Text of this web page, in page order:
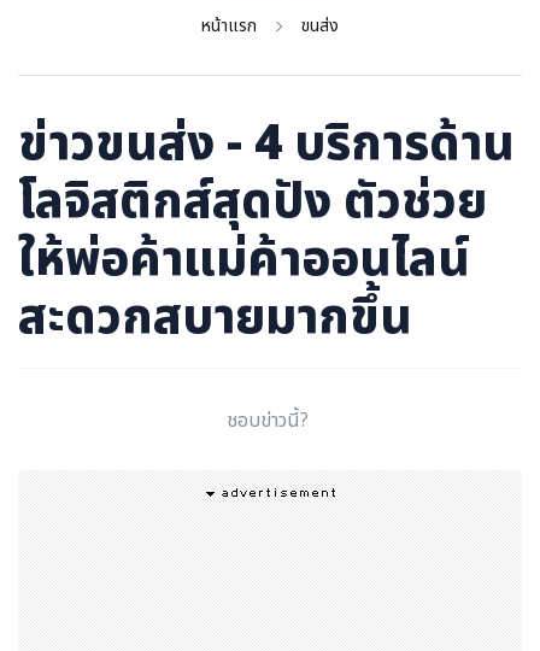
หน้าแรก ขนส่ง
ข่าวขนส่ง - 4 บริการด้าน
โลจิสติกส์สุดปัง ตัวช่วย
ให้พ่อค้าแม่ค้าออนไลน์
สะดวกสบายมากขึ้น
ชอบข่าวนี้?